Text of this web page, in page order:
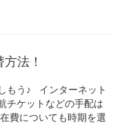
法！
もう♪ インターネット
チケットなどの手配は
費についても時期を選